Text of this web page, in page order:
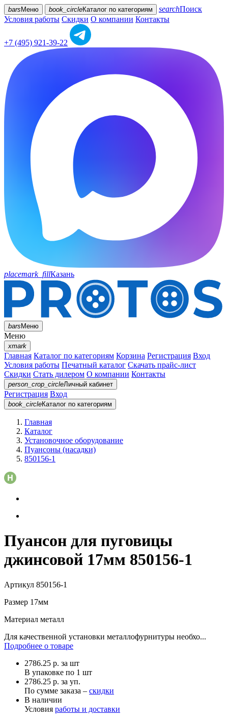
bars Меню book_circleКаталог по категориям searchПоиск
Условия работы Скидки О компании Контакты
+7 (495) 921-39-22
placemark_fillКазань
barsМеню
Меню
xmark
Главная Каталог по категориям Корзина Регистрация Вход
Условия работы Печатный каталог Скачать прайс-лист
Скидки Стать дилером О компании Контакты
person_crop_circleЛичный кабинет
Регистрация Вход
book_circleКаталог по категориям
Главная
Каталог
Установочное оборудование
Пуансоны (насадки)
850156-1
Пуансон для пуговицы
джинсовой 17мм 850156-1
Артикул 850156-1
Размер 17мм
Материал металл
Для качественной установки металлофурнитуры необхо...
Подробнее о товаре
2786.25 р. за шт
В упаковке по 1 шт
2786.25 р. за уп.
По сумме заказа – скидки
В наличии
Условия работы и доставки